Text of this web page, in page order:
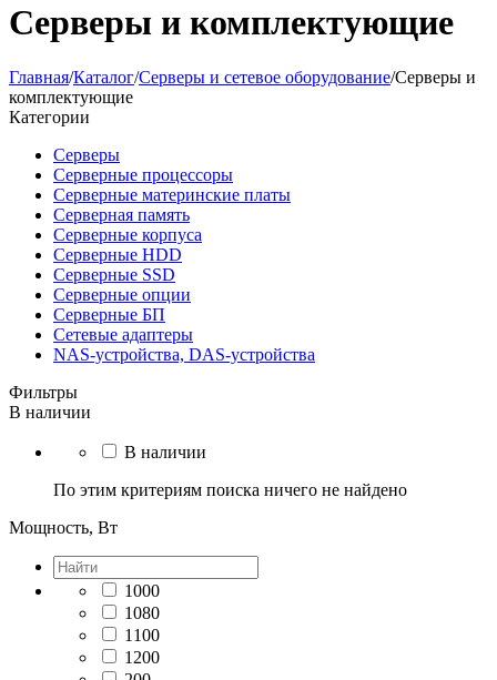
Серверы и комплектующие
Главная/Каталог/Серверы и сетевое оборудование/Серверы и
комплектующие
Категории
Серверы
Серверные процессоры
Серверные материнские платы
Серверная память
Серверные корпуса
Серверные HDD
Серверные SSD
Серверные опции
Серверные БП
Сетевые адаптеры
NAS-устройства, DAS-устройства
Фильтры
В наличии
В наличии
По этим критериям поиска ничего не найдено
Мощность, Вт
1000
1080
1100
1200